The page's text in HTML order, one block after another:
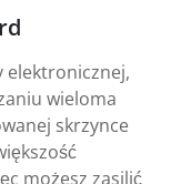
elektronicznej,
wieloma
skrzynce
możesz zasilić